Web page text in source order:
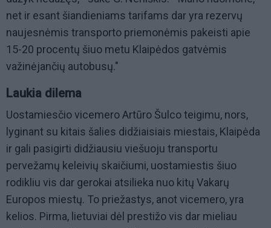
net ir esant šiandieniams tarifams dar yra rezervų
naujesnėmis transporto priemonėmis pakeisti apie
15-20 procentų šiuo metu Klaipėdos gatvėmis
važinėjančių autobusų."
Laukia dilema
Uostamiesčio vicemero Artūro Šulco teigimu, nors,
lyginant su kitais šalies didžiaisiais miestais, Klaipėda
ir gali pasigirti didžiausiu viešuoju transportu
pervežamų keleivių skaičiumi, uostamiestis šiuo
rodikliu vis dar gerokai atsilieka nuo kitų Vakarų
Europos miestų. To priežastys, anot vicemero, yra
kelios. Pirma, lietuviai dėl prestižo vis dar mieliau